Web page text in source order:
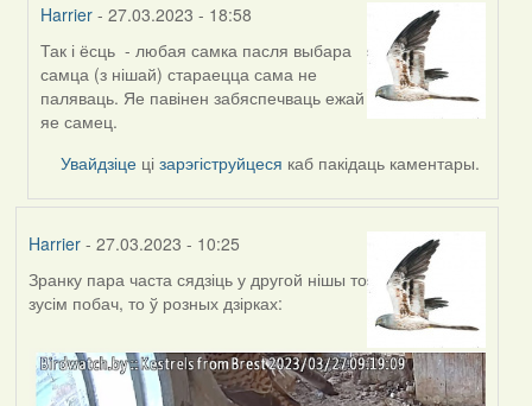
Harrier - 27.03.2023 - 18:58
In
reply
to
by
Estydaven
Так і ёсць - любая самка пасля выбара
самца (з нішай) стараецца сама не
паляваць. Яе павінен забяспечваць ежай
яе самец.
Увайдзіце цізарэгіструйцеся каб пакідаць каментары.
Harrier- 27.03.2023 - 10:25
Зранку пара часта сядзіць у другой нішы то
зусім побач, то ў розных дзірках: